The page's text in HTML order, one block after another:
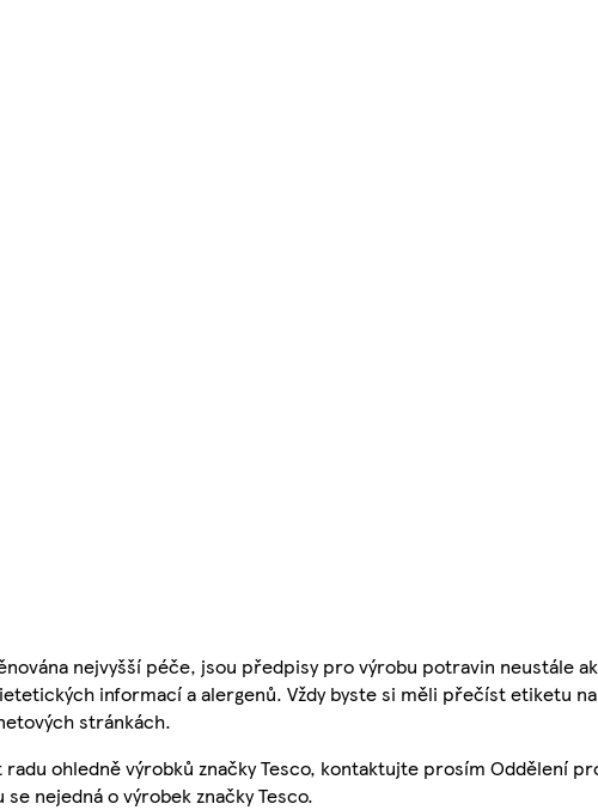
nejvyšší péče, jsou předpisy pro výrobu potravin neustále
informací a alergenů. Vždy byste si měli přečíst etiketu
stránkách.
ohledně výrobků značky Tesco, kontaktujte prosím Oddělení
nejedná o výrobek značky Tesco.